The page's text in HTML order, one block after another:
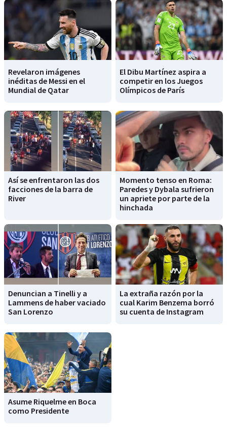
Revelaron imágenes
inéditas de Messi en el
Mundial de Qatar
El Dibu Martínez aspira a
competir en los Juegos
Olímpicos de París
Así se enfrentaron las dos
facciones de la barra de
River
Momento tenso en Roma:
Paredes y Dybala sufrieron
un apriete por parte de la
hinchada
Denuncian a Tinelli y a
Lammens de haber vaciado
San Lorenzo
La extraña razón por la
cual Karim Benzema borró
su cuenta de Instagram
Asume Riquelme en Boca
como Presidente